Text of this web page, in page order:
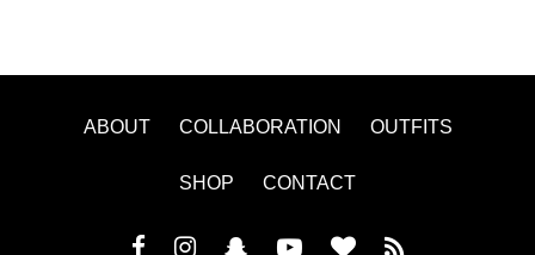
ABOUT COLLABORATION OUTFITS
SHOP CONTACT